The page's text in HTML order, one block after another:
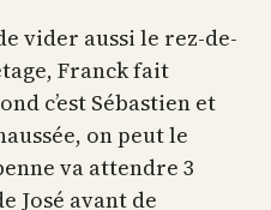
vider aussi le rez-de-
Franck fait
c’est Sébastien et
on peut le
va attendre 3
José avant de